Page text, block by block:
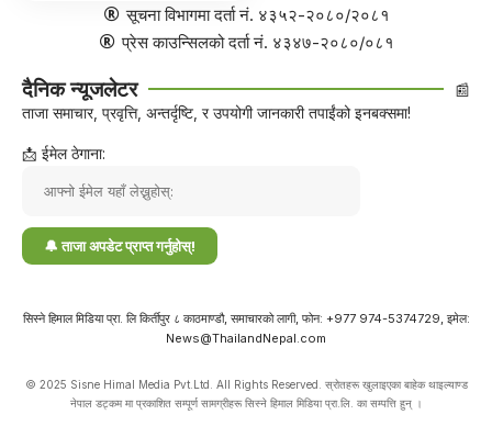
सूचना विभागमा दर्ता नं. ४३५२-२०८०/२०८१
प्रेस काउन्सिलको दर्ता नं. ४३४७-२०८०/०८१
दैनिक न्यूजलेटर 📰
ताजा समाचार, प्रवृत्ति, अन्तर्दृष्टि, र उपयोगी जानकारी तपाईंको इनबक्समा!
📩 ईमेल ठेगाना:
सिस्ने हिमाल मिडिया प्रा. लि किर्तीपुर ८ काठमाण्डौ, समाचारको लागी, फोन: +977 974-5374729, इमेल:
News@ThailandNepal.com
© 2025 Sisne Himal Media Pvt.Ltd. All Rights Reserved. स्रोतहरू खुलाइएका बाहेक थाइल्याण्ड
नेपाल डट्कम मा प्रकाशित सम्पूर्ण सामग्रीहरू सिस्ने हिमाल मिडिया प्रा.लि. का सम्पत्ति हुन् ।